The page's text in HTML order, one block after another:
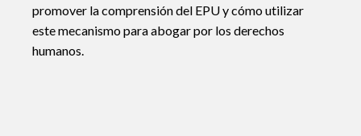
promover la comprensión del EPU y cómo utilizar
este mecanismo para abogar por los derechos
humanos.